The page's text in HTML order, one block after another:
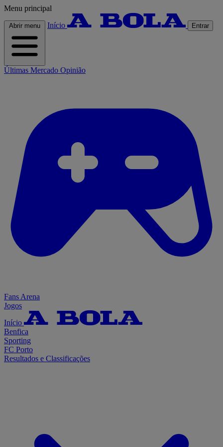
Menu principal
Abrir menu Início Entrar
Últimas Mercado Opinião
Fans Arena
Jogos
Início
Benfica
Sporting
FC Porto
Resultados e Classificações